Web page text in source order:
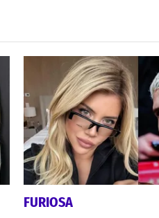
FURIOSA